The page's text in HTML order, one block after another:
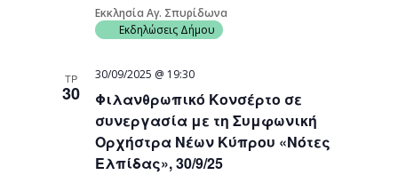
Εκκλησία Αγ. Σπυρίδωνα
Εκδηλώσεις Δήμου
ΤΡ
30
Φιλανθρωπικό Κονσέρτο σε
συνεργασία με τη Συμφωνική
Ορχήστρα Νέων Κύπρου «Νότες
Ελπίδας», 30/9/25
30/09/2025 @ 19:30